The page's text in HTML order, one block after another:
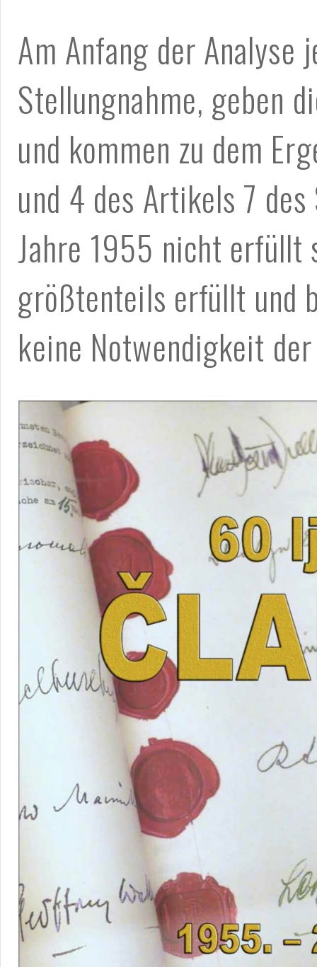
Am Anfang der Analyse
Stellungnahme, geben
und kommen zu dem
und 4 des Artikels 7
Jahre 1955 nicht
größtenteils erfüllt und
keine Notwendigkeit